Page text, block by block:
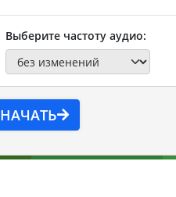
Выберите частоту аудио:
НАЧАТЬ